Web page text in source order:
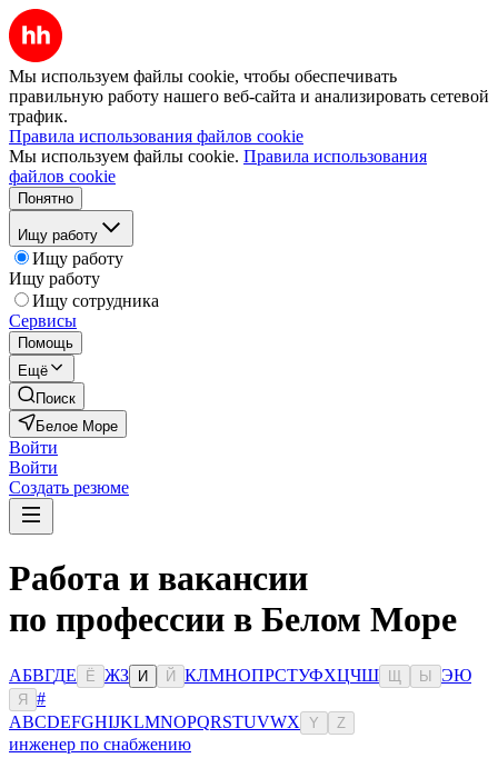
Мы используем файлы cookie, чтобы обеспечивать
правильную работу нашего веб-сайта и анализировать сетевой
трафик.
Правила использования файлов cookie
Мы используем файлы cookie. Правила использования
файлов cookie
Понятно
Ищу работу
Ищу работу
Ищу работу
Ищу сотрудника
Сервисы
Помощь
Ещё
Поиск
Белое Море
Войти
Войти
Создать резюме
Работа и вакансии
по профессии в Белом Море
АБВГДЕ Ё ЖЗ И Й КЛМНОПРСТУФХЦЧШ Ы ЭЮ
Я
#
ABCDEFGHIJKLMNOPQRSTUVWX Y Z
инженер по снабжению